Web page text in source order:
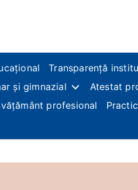
Transparență
și gimnazial Atestat
profesional